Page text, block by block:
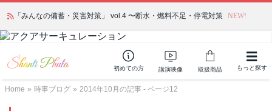
「みんなの備蓄・災害対策」 vol.4 〜断水・燃料不足・停電対策 NEW!
初めての方 講演映像 取扱商品 もっと探す
Home » 時事ブログ » 2014年10月の記事 - ページ12